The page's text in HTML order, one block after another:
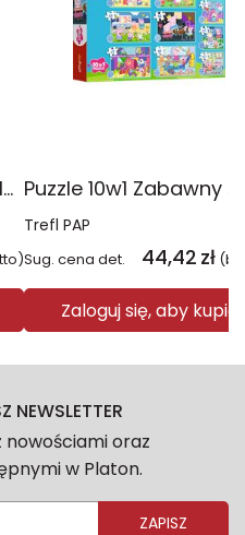
Puzzle 10w1 Gabby's Dollhouse Gabby i jej świat 96014
Trefl PAP
Sug. cena det. 44,42 zł
Zaloguj się, aby kupić
NEWSLETTER
nowościami oraz
w Platon.
ZAPISZ